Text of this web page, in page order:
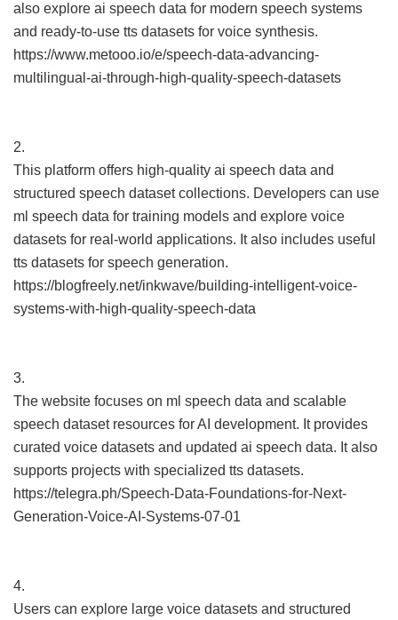
also explore ai speech data for modern speech systems
and ready-to-use tts datasets for voice synthesis.
https://www.metooo.io/e/speech-data-advancing-
multilingual-ai-through-high-quality-speech-datasets
2.
This platform offers high-quality ai speech data and
structured speech dataset collections. Developers can use
ml speech data for training models and explore voice
datasets for real-world applications. It also includes useful
tts datasets for speech generation.
https://blogfreely.net/inkwave/building-intelligent-voice-
systems-with-high-quality-speech-data
3.
The website focuses on ml speech data and scalable
speech dataset resources for AI development. It provides
curated voice datasets and updated ai speech data. It also
supports projects with specialized tts datasets.
https://telegra.ph/Speech-Data-Foundations-for-Next-
Generation-Voice-AI-Systems-07-01
4.
Users can explore large voice datasets and structured